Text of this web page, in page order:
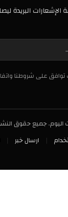
البريدة
توافق على شروطنا
ارسال خبر